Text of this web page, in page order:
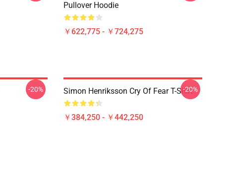
Pullover Hoodie
￥622,775 - ￥724,275
-20% Simon Henriksson Cry Of Fear T-Shirt
￥384,250 - ￥442,250
-20%